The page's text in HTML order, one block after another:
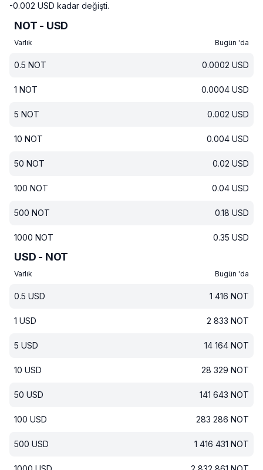
-0.002 USD kadar değişti.
NOT - USD
Varlık Bugün 'da
0.5 NOT 0.0002 USD
1 NOT 0.0004 USD
5 NOT 0.002 USD
10 NOT 0.004 USD
50 NOT 0.02 USD
100 NOT 0.04 USD
500 NOT 0.18 USD
1000 NOT 0.35 USD
USD - NOT
Varlık Bugün 'da
0.5 USD 1 416 NOT
1 USD 2 833 NOT
5 USD 14 164 NOT
10 USD 28 329 NOT
50 USD 141 643 NOT
100 USD 283 286 NOT
500 USD 1 416 431 NOT